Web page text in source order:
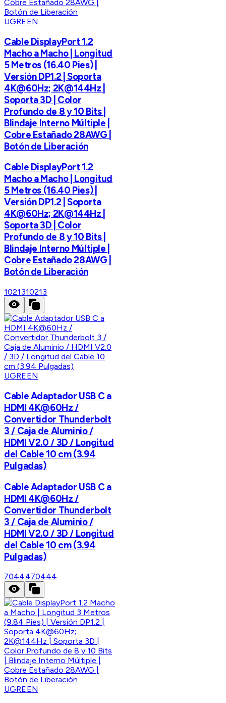
UGREEN
Cable DisplayPort 1.2
Macho a Macho | Longitud
5 Metros (16.40 Pies) |
Versión DP1.2 | Soporta
4K@60Hz; 2K@144Hz |
Soporta 3D | Color
Profundo de 8 y 10 Bits |
Blindaje Interno Múltiple |
Cobre Estañado 28AWG |
Botón de Liberación
Cable DisplayPort 1.2
Macho a Macho | Longitud
5 Metros (16.40 Pies) |
Versión DP1.2 | Soporta
4K@60Hz; 2K@144Hz |
Soporta 3D | Color
Profundo de 8 y 10 Bits |
Blindaje Interno Múltiple |
Cobre Estañado 28AWG |
Botón de Liberación
1021310213
UGREEN
Cable Adaptador USB C a
HDMI 4K@60Hz /
Convertidor Thunderbolt
3 / Caja de Aluminio /
HDMI V2.0 / 3D / Longitud
del Cable 10 cm (3.94
Pulgadas)
Cable Adaptador USB C a
HDMI 4K@60Hz /
Convertidor Thunderbolt
3 / Caja de Aluminio /
HDMI V2.0 / 3D / Longitud
del Cable 10 cm (3.94
Pulgadas)
7044470444
UGREEN